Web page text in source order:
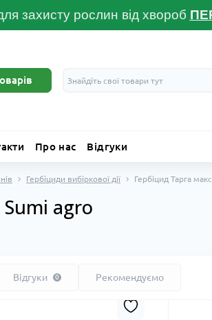
захисту рослин від хвороб
Про нас Відгуки
Гербіциди вибіркової дії Гербіцид Тарга
agro
Відгуки 0 Рекомендуємо